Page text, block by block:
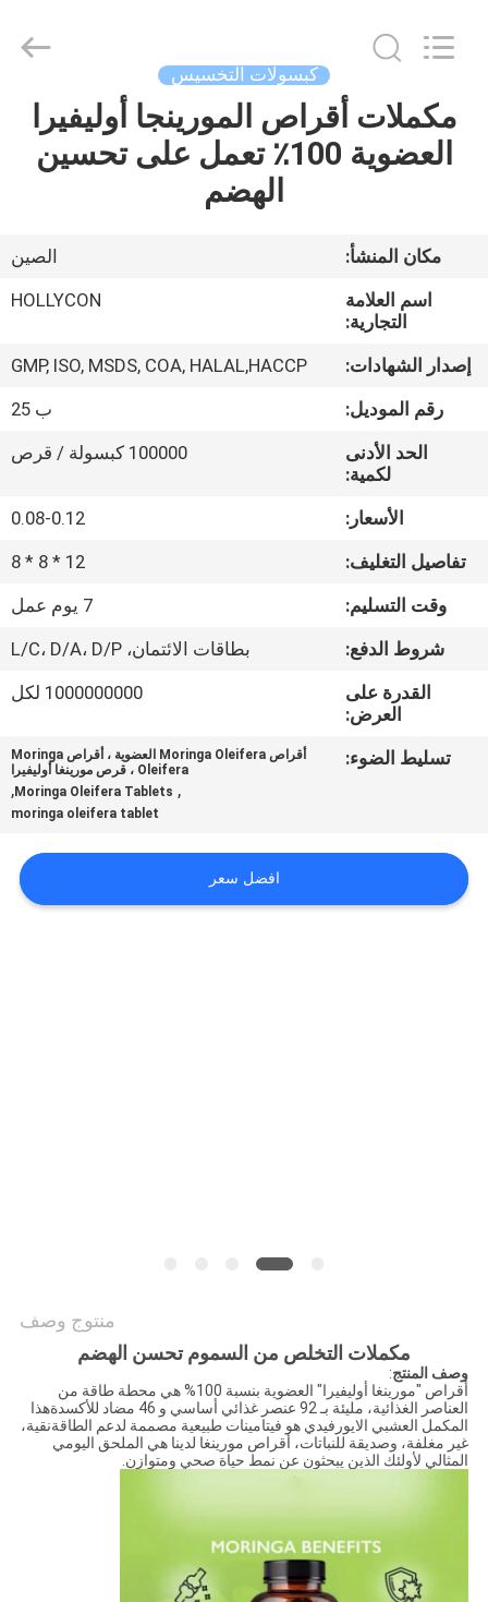
منزل
أشرطة
فيديو
حول
جولة
المعمل
ضبط
الجودة
جميع
كبسولات التخسيس
مكملات أقراص المورينجا أوليفيرا
العضوية 100٪ تعمل على تحسين
الهضم
مكان المنشأ:
الصين
اسم العلامة
التجارية:
HOLLYCON
إصدار الشهادات:
GMP, ISO, MSDS, COA, HALAL,HACCP
رقم الموديل:
ب 25
الحد الأدنى
لكمية:
100000 كبسولة / قرص
الأسعار:
0.08-0.12
تفاصيل التغليف:
12 * 8 * 8
وقت التسليم:
7 يوم عمل
شروط الدفع:
بطاقات الائتمان، L/C، D/A، D/P
القدرة على
العرض:
1000000000 لكل
تسليط الضوء:
أقراص Moringa Oleifera العضوية ، أقراص Moringa
Oleifera ، قرص مورينغا أوليفيرا
,
Moringa Oleifera Tablets
,
moringa oleifera tablet
افضل سعر
منتوج وصف
مكملات التخلص من السموم تحسن الهضم
وصف المنتج:
أقراص "مورينغا أوليفيرا" العضوية بنسبة 100% هي محطة طاقة من
العناصر الغذائية، مليئة بـ 92 عنصر غذائي أساسي و 46 مضاد للأكسدةهذا
المكمل العشبي الايورفيدي هو فيتامينات طبيعية مصممة لدعم الطاقةنقية،
غير مغلفة، وصديقة للنباتات، أقراص مورينغا لدينا هي الملحق اليومي
المثالي لأولئك الذين يبحثون عن نمط حياة صحي ومتوازن.